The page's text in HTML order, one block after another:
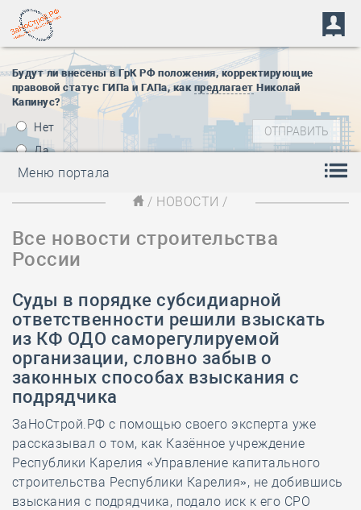
Будут ли внесены в ГрК РФ положения, корректирующие
правовой статус ГИПа и ГАПа, как предлагает Николай
Капинус?
Нет
Да
Меню портала
/ НОВОСТИ /
Все новости строительства
России
Суды в порядке субсидиарной
ответственности решили взыскать
из КФ ОДО саморегулируемой
организации, словно забыв о
законных способах взыскания с
подрядчика
ЗаНоСтрой.РФ с помощью своего эксперта уже
рассказывал о том, как Казённое учреждение
Республики Карелия «Управление капитального
строительства Республики Карелия», не добившись
взыскания с подрядчика, подало иск к его СРО